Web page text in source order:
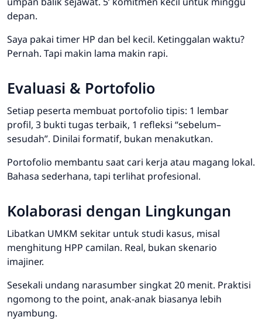
depan.
Saya pakai timer HP dan bel kecil. Ketinggalan waktu?
Pernah. Tapi makin lama makin rapi.
Evaluasi & Portofolio
Setiap peserta membuat portofolio tipis: 1 lembar
profil, 3 bukti tugas terbaik, 1 refleksi “sebelum–
sesudah”. Dinilai formatif, bukan menakutkan.
Portofolio membantu saat cari kerja atau magang lokal.
Bahasa sederhana, tapi terlihat profesional.
Kolaborasi dengan Lingkungan
Libatkan UMKM sekitar untuk studi kasus, misal
menghitung HPP camilan. Real, bukan skenario
imajiner.
Sesekali undang narasumber singkat 20 menit. Praktisi
ngomong to the point, anak-anak biasanya lebih
nyambung.